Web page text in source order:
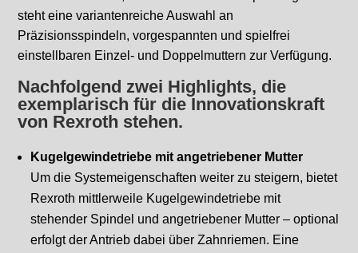
steht eine variantenreiche Auswahl an
Präzisionsspindeln, vorgespannten und spielfrei
einstellbaren Einzel- und Doppelmuttern zur Verfügung.
Nachfolgend zwei Highlights, die
exemplarisch für die Innovationskraft
von Rexroth stehen.
Kugelgewindetriebe mit angetriebener Mutter
Um die Systemeigenschaften weiter zu steigern, bietet
Rexroth mittlerweile Kugelgewindetriebe mit
stehender Spindel und angetriebener Mutter – optional
erfolgt der Antrieb dabei über Zahnriemen. Eine